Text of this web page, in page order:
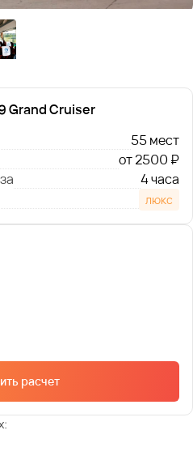
Grand Cruiser
55 мест
от 2500 ₽
4 часа
люкс
расчет